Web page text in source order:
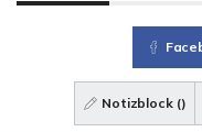
Notizblock ()